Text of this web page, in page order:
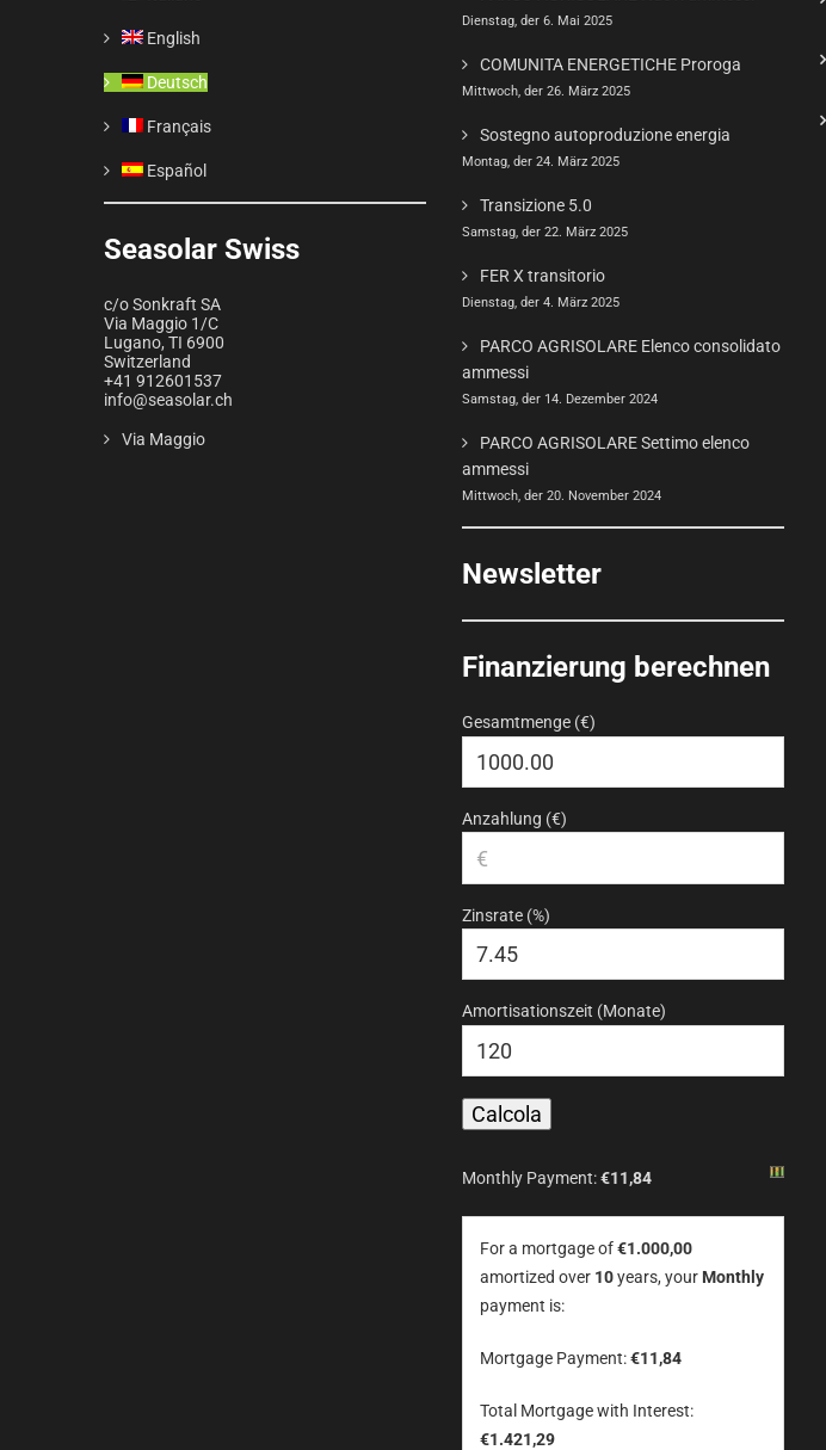
English
Deutsch
Français
Español
Seasolar Swiss
c/o Sonkraft SA
Via Maggio 1/C
Lugano, TI 6900
Switzerland
+41 912601537
info@seasolar.ch
Via Maggio
Dienstag, der 6. Mai 2025
COMUNITA ENERGETICHE Proroga
Mittwoch, der 26. März 2025
Sostegno autoproduzione energia
Montag, der 24. März 2025
Transizione 5.0
Samstag, der 22. März 2025
FER X transitorio
Dienstag, der 4. März 2025
PARCO AGRISOLARE Elenco consolidato
ammessi
Samstag, der 14. Dezember 2024
PARCO AGRISOLARE Settimo elenco
ammessi
Mittwoch, der 20. November 2024
Newsletter
Finanzierung berechnen
Gesamtmenge (€)
Anzahlung (€)
Zinsrate (%)
Amortisationszeit (Monate)
Monthly Payment:€11,84
For a mortgage of€1.000,00
amortized over 10years, your Monthly
payment is:
Mortgage Payment:€11,84
Total Mortgage with Interest:
€1.421,29